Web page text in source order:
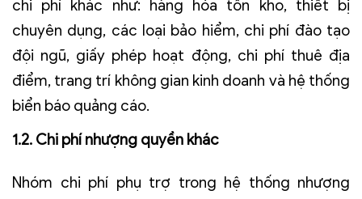
chi phí khác như: hàng hóa tồn kho, thiết bị
chuyên dụng, các loại bảo hiểm, chi phí đào tạo
đội ngũ, giấy phép hoạt động, chi phí thuê địa
điểm, trang trí không gian kinh doanh và hệ thống
biển báo quảng cáo.
1.2. Chi phí nhượng quyền khác
Nhóm chi phí phụ trợ trong hệ thống nhượng